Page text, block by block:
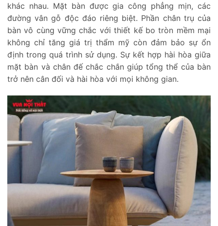
khác nhau. Mặt bàn được gia công phẳng mịn, các
đường vân gỗ độc đáo riêng biệt. Phần chân trụ của
bàn vô cùng vững chắc với thiết kế bo tròn mềm mại
không chỉ tăng giá trị thẩm mỹ còn đảm bảo sự ổn
định trong quá trình sử dụng. Sự kết hợp hài hòa giữa
mặt bàn và chân đế chắc chắn giúp tổng thể của bàn
trở nên cân đối và hài hòa với mọi không gian.